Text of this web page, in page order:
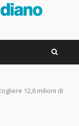
12,6 milioni di